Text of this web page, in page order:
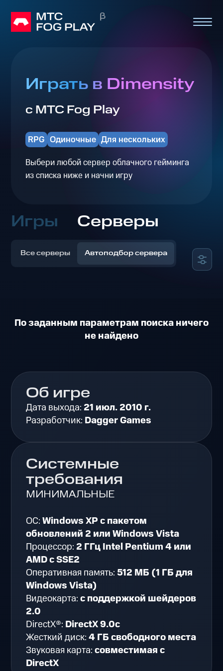
Играть в Dimensity
с МТС Fog Play
RPG Одиночные Для нескольких
Выбери любой сервер облачного гейминга
из списка ниже и начни игру
Игры Серверы
Все серверы Автоподбор сервера
По заданным параметрам поиска ничего
не найдено
Об игре
Дата выхода: 21 июл. 2010 г.
Разработчик: Dagger Games
Системные
требования
МИНИМАЛЬНЫЕ
ОС:Windows XP c пакетом
обновлений 2 или Windows Vista
Процессор: 2 ГГц Intel Pentium 4 или
AMD с SSE2
Оперативная память:512 МБ (1 ГБ для
Windows Vista)
Видеокарта:с поддержкой шейдеров
2.0
DirectX®: DirectX 9.0c
Жесткий диск:4 ГБ свободного места
Звуковая карта:совместимая с
DirectX